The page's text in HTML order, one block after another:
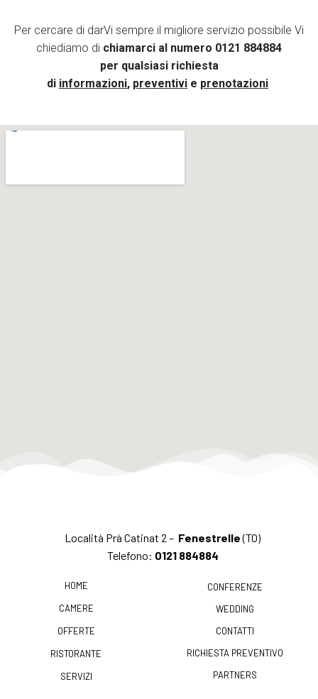
Per cercare di darVi sempre il migliore servizio possibile Vi
chiediamo di chiamarci al numero 0121 884884
per qualsiasi richiesta
di informazioni, preventivi e prenotazioni
Località Prà Catinat 2 – Fenestrelle(TO)
Telefono: 0121 884884
HOME
CAMERE
OFFERTE
RISTORANTE
SERVIZI
CONFERENZE
WEDDING
CONTATTI
RICHIESTA PREVENTIVO
PARTNERS